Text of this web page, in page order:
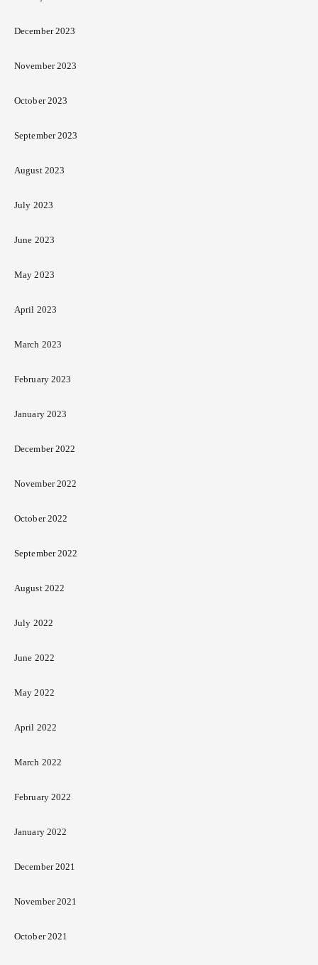
December 2023
November 2023
October 2023
September 2023
August 2023
July 2023
June 2023
May 2023
April 2023
March 2023
February 2023
January 2023
December 2022
November 2022
October 2022
September 2022
August 2022
July 2022
June 2022
May 2022
April 2022
March 2022
February 2022
January 2022
December 2021
November 2021
October 2021